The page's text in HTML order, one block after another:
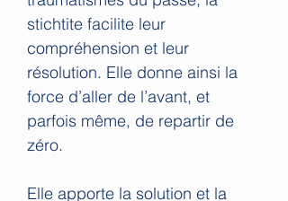
stichtite facilite leur
compréhension et leur
résolution. Elle donne ainsi la
force d’aller de l’avant, et
parfois même, de repartir de
zéro.
Elle apporte la solution et la